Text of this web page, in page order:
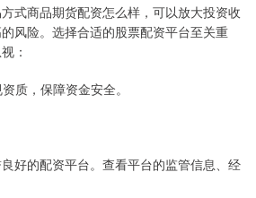
式商品期货配资怎么样，可以放大投资收
风险。选择合适的股票配资平台至关重
：
质，保障资金安全。
好的配资平台。查看平台的监管信息、经